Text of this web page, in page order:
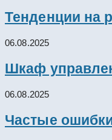
Тенденции на
06.08.2025
Шкаф
06.08.2025
Частые